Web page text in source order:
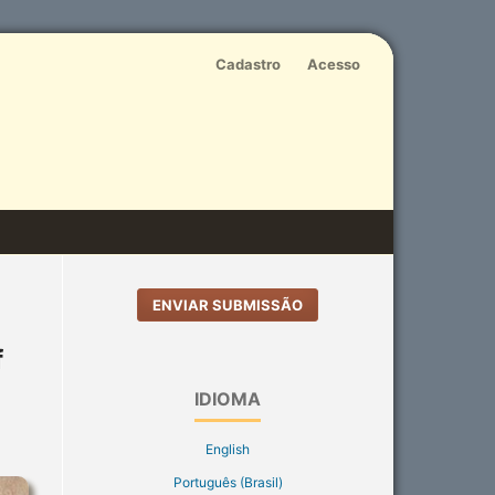
Cadastro Acesso
ENVIAR SUBMISSÃO
IDIOMA
English
Português (Brasil)